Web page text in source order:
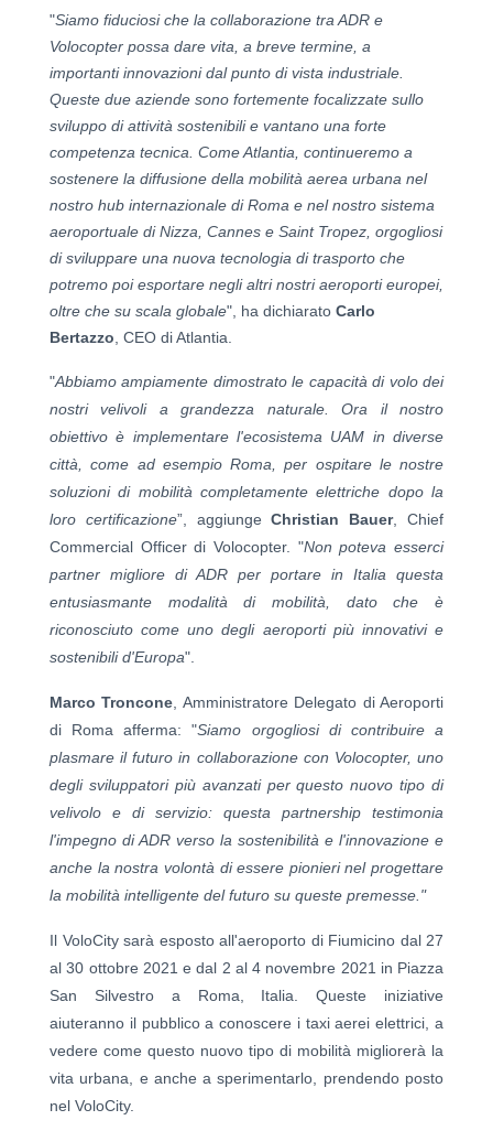
"Siamo fiduciosi che la collaborazione tra ADR e
Volocopter possa dare vita, a breve termine, a
importanti innovazioni dal punto di vista industriale.
Queste due aziende sono fortemente focalizzate sullo
sviluppo di attività sostenibili e vantano una forte
competenza tecnica. Come Atlantia, continueremo a
sostenere la diffusione della mobilità aerea urbana nel
nostro hub internazionale di Roma e nel nostro sistema
aeroportuale di Nizza, Cannes e Saint Tropez, orgogliosi
di sviluppare una nuova tecnologia di trasporto che
potremo poi esportare negli altri nostri aeroporti europei,
oltre che su scala globale", ha dichiarato Carlo
Bertazzo , CEO di Atlantia.
"Abbiamo ampiamente dimostrato le capacità di volo dei
nostri velivoli a grandezza naturale. Ora il nostro
obiettivo è implementare l'ecosistema UAM in diverse
città, come ad esempio Roma, per ospitare le nostre
soluzioni di mobilità completamente elettriche dopo la
loro certificazione”, aggiungeChristian Bauer, Chief
Commercial Officer di Volocopter. "Non poteva esserci
partner migliore di ADR per portare in Italia questa
entusiasmante modalità di mobilità, dato che è
riconosciuto come uno degli aeroporti più innovativi e
sostenibili d'Europa".
Marco Troncone , Amministratore Delegato di Aeroporti
di Roma afferma: "Siamo orgogliosi di contribuire a
plasmare il futuro in collaborazione con Volocopter, uno
degli sviluppatori più avanzati per questo nuovo tipo di
velivolo e di servizio: questa partnership testimonia
l'impegno di ADR verso la sostenibilità e l'innovazione e
anche la nostra volontà di essere pionieri nel progettare
la mobilità intelligente del futuro su queste premesse."
Il VoloCity sarà esposto all'aeroporto di Fiumicino dal 27
al 30 ottobre 2021 e dal 2 al 4 novembre 2021 in Piazza
San Silvestro a Roma, Italia. Queste iniziative
aiuteranno il pubblico a conoscere i taxi aerei elettrici, a
vedere come questo nuovo tipo di mobilità migliorerà la
vita urbana, e anche a sperimentarlo, prendendo posto
nel VoloCity.